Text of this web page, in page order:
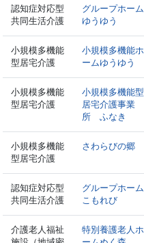
認知症対応型
共同生活介護
グループホーム
ゆうゆう
小規模多機能
型居宅介護
小規模多機能ホ
ームゆうゆう
小規模多機能
型居宅介護
小規模多機能型
居宅介護事業
所 ふなき
小規模多機能
型居宅介護
さわらびの郷
認知症対応型
共同生活介護
グループホーム
こもれび
介護老人福祉
特別養護老人ホ